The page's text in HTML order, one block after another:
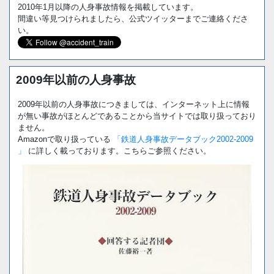
2010年1月以降の人身事故情報を掲載しています。
間違い等見つけられましたら、公式ツイッターまでご連絡くださ
い。
2009年以前の人身事故
2009年以前の人身事故につきましては、インターネット上に情報
が無い事故がほとんどであることから当サイトでは取り扱っており
ません。
Amazonで取り扱っている
「鉄道人身事故データブック2002-2009
」
に詳しく載っております。こちらご参照ください。